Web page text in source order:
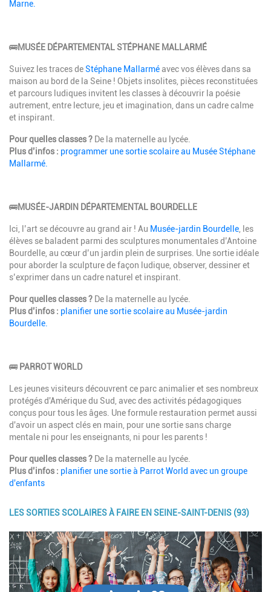
Marne.
🚌MUSÉE DÉPARTEMENTAL STÉPHANE MALLARMÉ
Suivez les traces deStéphane Mallarméavec vos élèves dans sa
maison au bord de la Seine ! Objets insolites, pièces reconstituées
et parcours ludiques invitent les classes à découvrir la poésie
autrement, entre lecture, jeu et imagination, dans un cadre calme
et inspirant.
Pour quelles classes ? De la maternelle au lycée.
Plus d’infos : programmer une sortie scolaire au Musée Stéphane
Mallarmé.
🚌MUSÉE-JARDIN DÉPARTEMENTAL BOURDELLE
Ici, l’art se découvre au grand air ! Au Musée-jardin Bourdelle , les
élèves se baladent parmi des sculptures monumentales d’Antoine
Bourdelle, au cœur d’un jardin plein de surprises. Une sortie idéale
pour aborder la sculpture de façon ludique, observer, dessiner et
s’exprimer dans un cadre naturel et inspirant.
Pour quelles classes ? De la maternelle au lycée.
Plus d’infos : planifier une sortie scolaire au Musée-jardin
Bourdelle.
🚌 PARROT WORLD
Les jeunes visiteurs découvrent ce parc animalier et ses nombreux
protégés d'Amérique du Sud, avec des activités pédagogiques
conçus pour tous les âges. Une formule restauration permet aussi
d'avoir un aspect clés en main, pour une sortie sans charge
mentale ni pour les enseignants, ni pour les parents !
Pour quelles classes ? De la maternelle au lycée.
Plus d’infos : planifier une sortie à Parrot World avec un groupe
d'enfants
LES SORTIES SCOLAIRES À FAIRE EN SEINE-SAINT-DENIS (93)
Image